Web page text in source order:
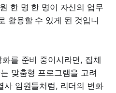
한 명 한 명이 자신의 업무
활용할 수 있게 된 것입니
를 준비 중이시라면, 집체
맞춤형 프로그램을 고려
사 임원들처럼, 리더의 변화